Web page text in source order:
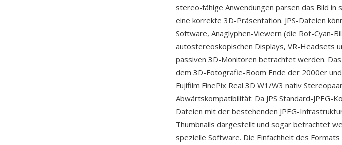
stereo-fähige Anwendungen parsen das Bild in
eine korrekte 3D-Präsentation. JPS-Dateien
Software, Anaglyphen-Viewern (die Rot-Cyan-
autostereoskopischen Displays, VR-Headsets
passiven 3D-Monitoren betrachtet werden.
dem 3D-Fotografie-Boom Ende der 2000er
Fujifilm FinePix Real 3D W1/W3 nativ
Abwärtskompatibilität: Da JPS Standard-JPEG-
Dateien mit der bestehenden JPEG-
Thumbnails dargestellt und sogar betrachtet
spezielle Software. Die Einfachheit des